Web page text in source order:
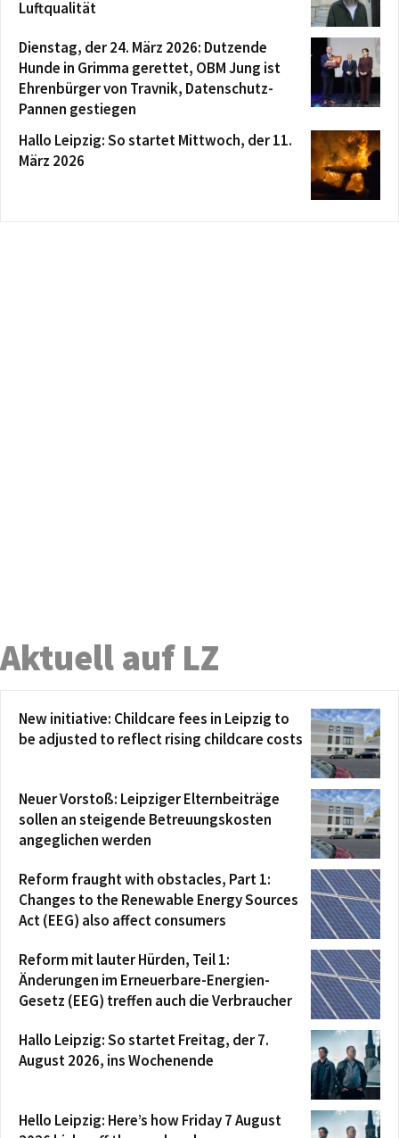
Luftqualität
Dienstag, der 24. März 2026: Dutzende
Hunde in Grimma gerettet, OBM Jung ist
Ehrenbürger von Travnik, Datenschutz-
Pannen gestiegen
Hallo Leipzig: So startet Mittwoch, der 11.
März 2026
Aktuell auf LZ
New initiative: Childcare fees in Leipzig to
be adjusted to reflect rising childcare costs
Neuer Vorstoß: Leipziger Elternbeiträge
sollen an steigende Betreuungskosten
angeglichen werden
Reform fraught with obstacles, Part 1:
Changes to the Renewable Energy Sources
Act (EEG) also affect consumers
Reform mit lauter Hürden, Teil 1:
Änderungen im Erneuerbare-Energien-
Gesetz (EEG) treffen auch die Verbraucher
Hallo Leipzig: So startet Freitag, der 7.
August 2026, ins Wochenende
Hello Leipzig: Here’s how Friday 7 August